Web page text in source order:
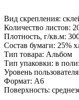
Вид скрепления:
Количество листов:
Плотность, г/кв.м:
Состав бумаги: 25%
Тип товара: Альбом
Тип упаковки: в
Уровень
Формат: A6
Поверхность: